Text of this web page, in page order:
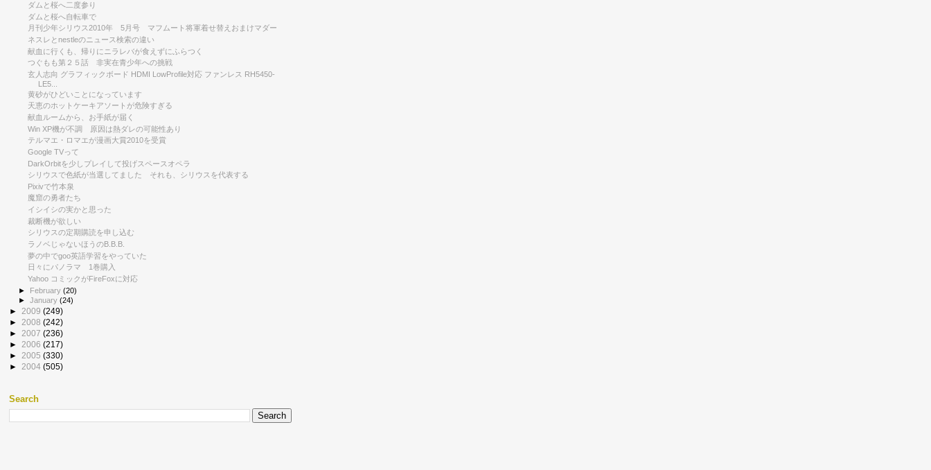
ダムと桜へ二度参り
ダムと桜へ自転車で
月刊少年シリウス2010年 5月号 マフムート将軍着せ替えおまけマダー
ネスレとnestleのニュース検索の違い
献血に行くも、帰りにニラレバが食えずにふらつく
つぐもも第２５話 非実在青少年への挑戦
玄人志向 グラフィックボード HDMI LowProfile対応 ファンレス RH5450-
LE5...
黄砂がひどいことになっています
天恵のホットケーキアソートが危険すぎる
献血ルームから、お手紙が届く
Win XP機が不調 原因は熱ダレの可能性あり
テルマエ・ロマエが漫画大賞2010を受賞
Google TVって
DarkOrbitを少しプレイして投げスペースオペラ
シリウスで色紙が当選してました それも、シリウスを代表する
Pixivで竹本泉
魔窟の勇者たち
イシイシの実かと思った
裁断機が欲しい
シリウスの定期購読を申し込む
ラノベじゃないほうのB.B.B.
夢の中でgoo英語学習をやっていた
日々にパノラマ 1巻購入
Yahoo コミックがFireFoxに対応
► February(20)
►January(24)
► 2009 (249)
► 2008 (242)
► 2007 (236)
► 2006 (217)
► 2005 (330)
► 2004 (505)
Search